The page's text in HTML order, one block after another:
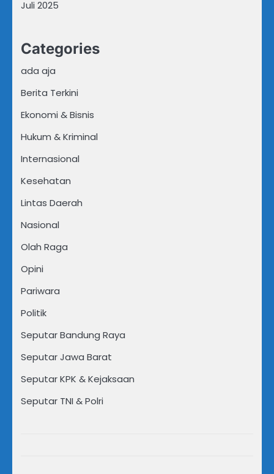
Juli 2025
Categories
ada aja
Berita Terkini
Ekonomi & Bisnis
Hukum & Kriminal
Internasional
Kesehatan
Lintas Daerah
Nasional
Olah Raga
Opini
Pariwara
Politik
Seputar Bandung Raya
Seputar Jawa Barat
Seputar KPK & Kejaksaan
Seputar TNI & Polri